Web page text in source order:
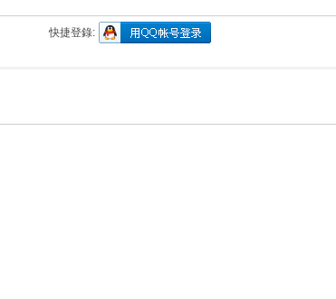
快捷登錄: